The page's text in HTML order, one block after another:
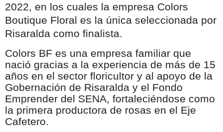
2022, en los cuales la empresa Colors
Boutique Floral es la única seleccionada por
Risaralda como finalista.
Colors BF es una empresa familiar que
nació gracias a la experiencia de más de 15
años en el sector floricultor y al apoyo de la
Gobernación de Risaralda y el Fondo
Emprender del SENA, fortaleciéndose como
la primera productora de rosas en el Eje
Cafetero.